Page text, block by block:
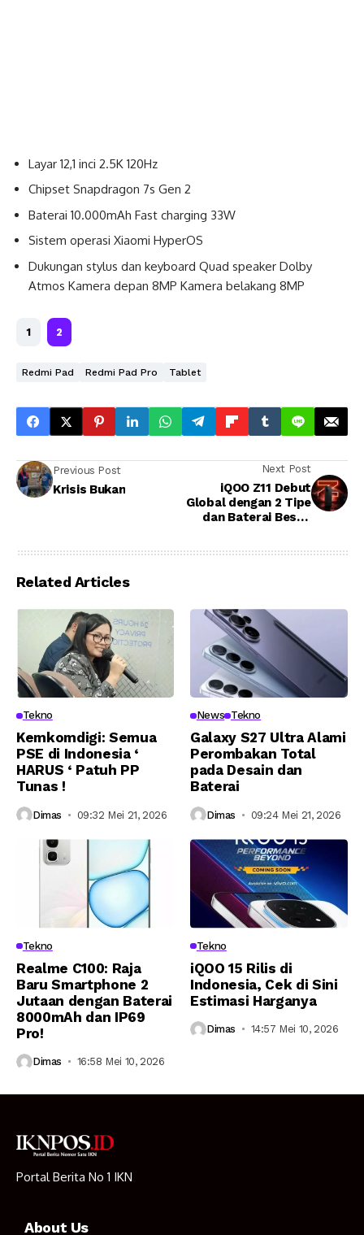
Layar 12,1 inci 2.5K 120Hz
Chipset Snapdragon 7s Gen 2
Baterai 10.000mAh Fast charging 33W
Sistem operasi Xiaomi HyperOS
Dukungan stylus dan keyboard Quad speaker Dolby
Atmos Kamera depan 8MP Kamera belakang 8MP
1 2
Redmi Pad Redmi Pad Pro Tablet
Previous Post
Krisis Bukan
Next Post
iQOO Z11 Debut
Global dengan 2 Tipe
dan Baterai Besar,
Related Articles
Tekno
Kemkomdigi: Semua
PSE di Indonesia ‘
HARUS ‘ Patuh PP
Tunas !
Dimas 09:32 Mei 21, 2026
News Tekno
Galaxy S27 Ultra Alami
Perombakan Total
pada Desain dan
Baterai
Dimas 09:24 Mei 21, 2026
Tekno
Realme C100: Raja
Baru Smartphone 2
Jutaan dengan Baterai
8000mAh dan IP69
Pro!
Dimas 16:58 Mei 10, 2026
Tekno
iQOO 15 Rilis di
Indonesia, Cek di Sini
Estimasi Harganya
Dimas 14:57 Mei 10, 2026
Portal Berita No 1 IKN
About Us